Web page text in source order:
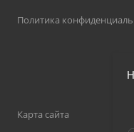
Политика
Карта сайта